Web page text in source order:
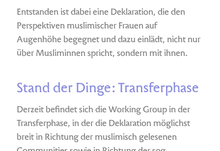
Entstanden ist dabei eine Deklaration, die den
Perspektiven muslimischer Frauen auf
Augenhöhe begegnet und dazu einlädt, nicht nur
über Musliminnen spricht, sondern mit ihnen.
Stand der Dinge: Transferphase
Derzeit befindet sich die Working Group in der
Transferphase, in der die Deklaration möglichst
breit in Richtung der muslimisch gelesenen